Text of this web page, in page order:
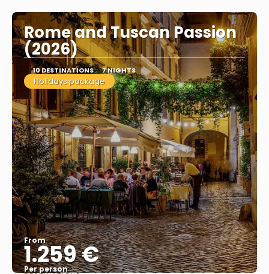
Rome and Tuscan Passion
(2026)
10 DESTINATIONS 7 NIGHTS
Holidays package
From
1.259 €
Per person